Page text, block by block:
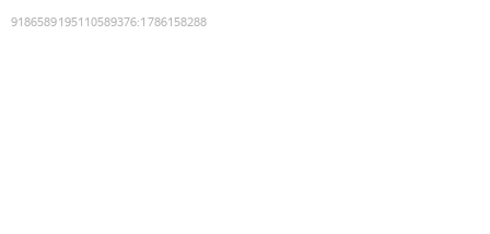
9186589195110589376:1786158288